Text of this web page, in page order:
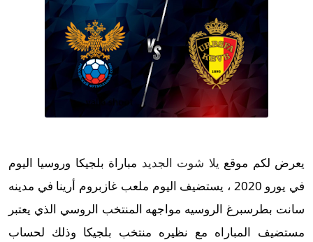
يعرض لكم موقع يلا شوت الجديد مباراة بلجيكا وروسيا اليوم
في يورو 2020 ، يستضيف اليوم ملعب غازبروم أرينا في مدينه
سانت بطرسبرغ الروسيه مواجهه المنتخب الروسي الذي يعتبر
مستضيف المباراه مع نظيره منتخب بلجيكا وذلك لحساب